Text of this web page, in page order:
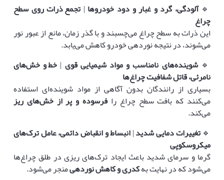
🔹آلودگی، گرد و غبار و دود خودروها | تجمع ذرات روی سطح
چراغ
این ذرات به سطح چراغ می‌چسبند و با گذر زمان، مانع از عبور نور
می‌شوند، در نتیجه نوردهی خودرو کاهش می‌یابد.
🔹شوینده‌های نامناسب و مواد شیمیایی قوی | خط و خش‌های
نامرئی، قاتل شفافیت چراغ‌ها
بسیاری از رانندگان بدون آگاهی از مواد شوینده‌ای استفاده
می‌کنند که بافت سطح چراغ رافرسوده و پر از خش‌های ریز
می‌کند.
🔹تغییرات دمایی شدید|انبساط و انقباض دائمی، عامل ترک‌های
میکروسکوپی
گرما و سرمای شدید باعث ایجاد ترک‌های ریزی در طلق چراغ‌ها
می‌شود که در نهایت بهکدری و کاهش نوردهیمنجر می‌شود.